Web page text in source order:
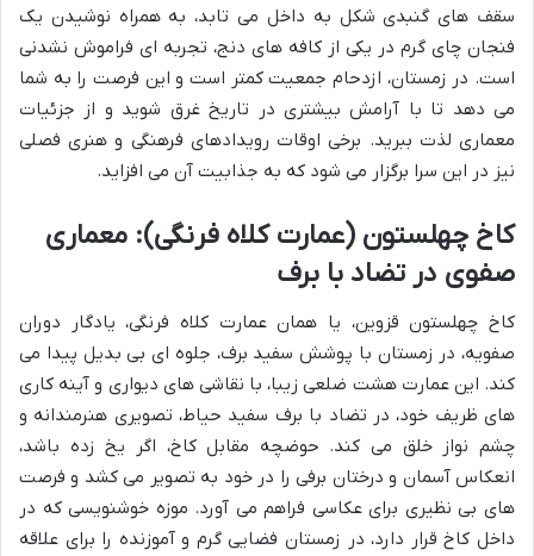
سقف های گنبدی شکل به داخل می تابد، به همراه نوشیدن یک
فنجان چای گرم در یکی از کافه های دنج، تجربه ای فراموش نشدنی
است. در زمستان، ازدحام جمعیت کمتر است و این فرصت را به شما
می دهد تا با آرامش بیشتری در تاریخ غرق شوید و از جزئیات
معماری لذت ببرید. برخی اوقات رویدادهای فرهنگی و هنری فصلی
نیز در این سرا برگزار می شود که به جذابیت آن می افزاید.
کاخ چهلستون (عمارت کلاه فرنگی): معماری
صفوی در تضاد با برف
کاخ چهلستون قزوین، یا همان عمارت کلاه فرنگی، یادگار دوران
صفویه، در زمستان با پوشش سفید برف، جلوه ای بی بدیل پیدا می
کند. این عمارت هشت ضلعی زیبا، با نقاشی های دیواری و آینه کاری
های ظریف خود، در تضاد با برف سفید حیاط، تصویری هنرمندانه و
چشم نواز خلق می کند. حوضچه مقابل کاخ، اگر یخ زده باشد،
انعکاس آسمان و درختان برفی را در خود به تصویر می کشد و فرصت
های بی نظیری برای عکاسی فراهم می آورد. موزه خوشنویسی که در
داخل کاخ قرار دارد، در زمستان فضایی گرم و آموزنده را برای علاقه